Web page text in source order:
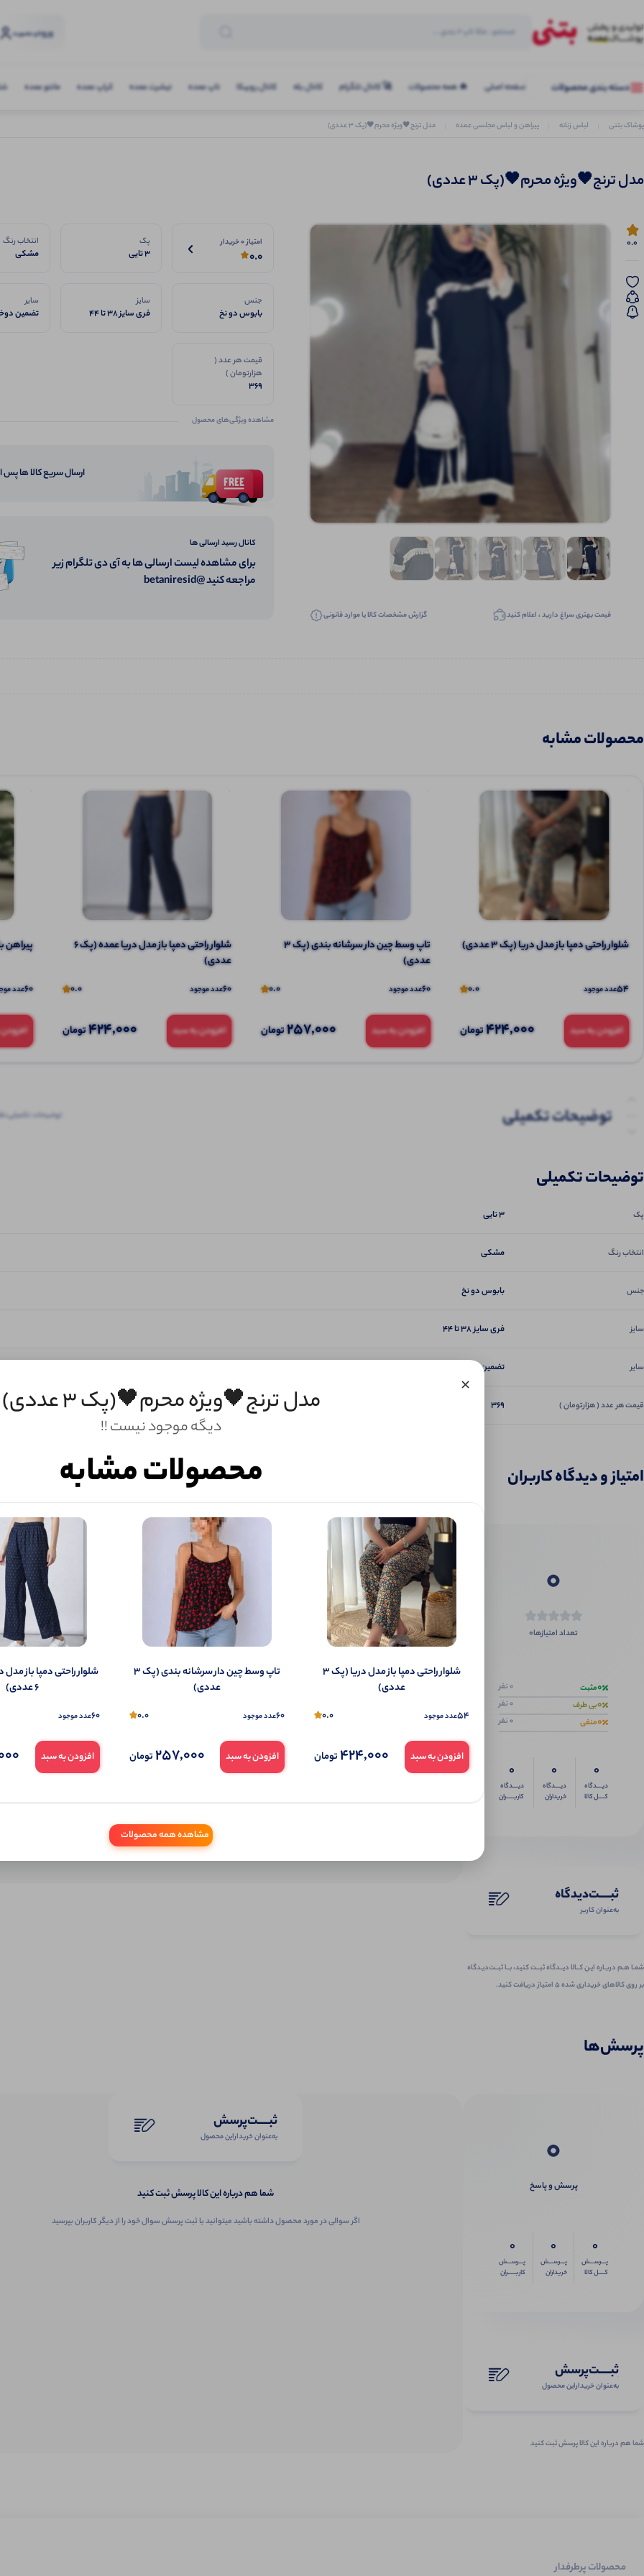
ورودو عضویت
دسته بندی محصولات صفحه اصلی 🔥 همه محصولات 🚀 کانال تلگرام کانال بله کانال روبیکا تاپ عمده تیشرت عمده کراپ عمده مانتو عمده
پوشاک بتنی لباس زنانه پیراهن و لباس مجلسی عمده مدل ترنج🖤ويژه محرم🖤(پک 3 عددی)
مدل ترنج🖤ويژه محرم🖤(پک 3 عددی)
0.0
قیمت بهتری سراغ دارید ، اعلام کنید گزارش مشخصات کالا یا موارد قانونی
امتیاز 0 خریدار
0.0
پک
3 تایی
انتخاب رنگ
مشکی
جنس
بابوس دو نخ
سایز
فری سایز 38 تا 44
سایر
تضمین
قیمت هر عدد (
هزارتومان )
369
مشاهده ویژگی‌های محصول
ارسال سریع کالا ها
کانال رسید ارسالی ها
برای مشاهده لیست ارسالی ها به آی دی تلگرام زیر
مراجعه کنید @betaniresid
محصولات مشابه
شلوار راحتی دمپا باز مدل دریا (پک 3 عددی)
54عدد موجود 0.0
افزودن به سبد 424,000تومان
تاپ وسط چین دار سرشانه بندی (پک 3
عددی)
60عدد موجود 0.0
افزودن به سبد 257,000تومان
شلوار راحتی دمپا باز مدل دریا عمده (پک 6
عددی)
60عدد موجود 0.0
افزودن به سبد 424,000تومان
پیراهن بلند قد ۱۲۰
60عدد
توضیحات تکمیلی
توضیحات تکمیلی
توضیحات تکمیلی
پک 3 تایی
انتخاب رنگ مشکی
جنس بابوس دو نخ
سایز فری سایز 38 تا 44
سایر تضمین دوخت و کیفیت
قیمت هر عدد ( هزارتومان ) 369
امتیاز و دیدگاه کاربران
0
تعداد امتیازها0
0مثبت 0 نفر
0بی طرف 0 نفر
0منفی 0 نفر
0
دیــــدگاه
کــــل کالا
0
دیــــدگاه
خریداران
0
دیــــدگاه
کاربـــــران
ثبـــــت‌دیدگاه
به‌عنوان کاربر
شمـا هـم دربـاره ایـن کــالا دیــدگاه ثبــت کنید، بــا ثبــت‌دیـدگاه
بر روی کالاهای خریداری شده ۵ امتیاز دریافت کنید.
ثبـــــت‌دیدگاه
شما هم می‌توانید در مورد این کالا نظر دهید.
تمایل می‌توانید به صورت ناشناس نیز دیدگاه خود را ثبت کنید.
پرسش‌ها
0
پرسش و پاسخ
0
پـــرســـش
کــــل کالا
0
پـــرســـش
خریداران
0
پـــرســـش
کاربـــــران
ثبـــــت‌پرسش
به‌عنوان ‌خریدار‌این‌ محصول
شما هم درباره این کالا پرسش ثبت کنید
ثبـــــت‌پرسش
به‌عنوان ‌خریدار‌این‌ محصول
شما هم درباره این کالا پرسش ثبت کنید
اگر سوالی در مورد محصول داشته باشید میتوانید با ثبت پرسش سوال خود را از دیگر کاربران بپرسید
محصولات پرطرفدار
× مدل ترنج🖤ويژه محرم🖤(پک 3 عددی)
دیگه موجود نیست !!
محصولات مشابه
شلوار راحتی دمپا باز مدل دریا (پک 3
عددی)
54عدد موجود 0.0
افزودن به سبد 424,000تومان
تاپ وسط چین دار سرشانه بندی (پک 3
عددی)
60عدد موجود 0.0
افزودن به سبد 257,000تومان
شلوار راحتی دمپا باز
6 عددی)
60عدد موجود
افزودن به سبد
مشاهده همه محصولات